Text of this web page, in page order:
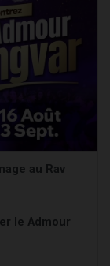
au Rav
le Admour